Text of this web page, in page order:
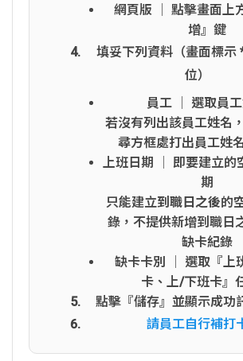
網頁版 │ 點擊畫面上
增』鍵
填妥下列資料（畫面標示
位）
員工 │ 選取員
若沒有列出該員工姓名
尋方框處打出員工姓
上班日期 │ 即要建立的
期
只能建立到職日之後的
錄，不提供新增到職日
缺卡紀錄
缺卡卡別 │ 選取『上
卡、上/下班卡』
點擊『儲存』並顯示成功
請員工自行補打